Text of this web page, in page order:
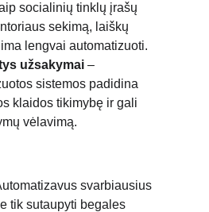
socialinių tinklų įrašų
sekimą, laiškų
lengvai automatizuoti.
užsakymai –
sistemos padidina
klaidos tikimybę ir gali
vėlavimą.
svarbiausius
tik sutaupyti begales